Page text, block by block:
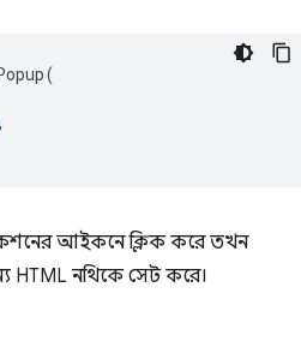
(
,
আইকনে ক্লিক করে তখন
নথিকে সেট করে।